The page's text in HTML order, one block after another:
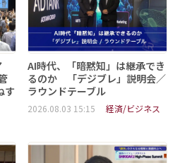
す
AI時代、「暗黙知」は継承でき
るのか 「デジブレ」説明会／
ラウンドテーブル
2026.08.03 15:15 経済/ビジネス